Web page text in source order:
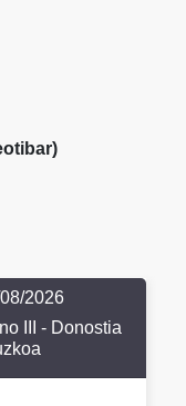
2026
III - Donostia